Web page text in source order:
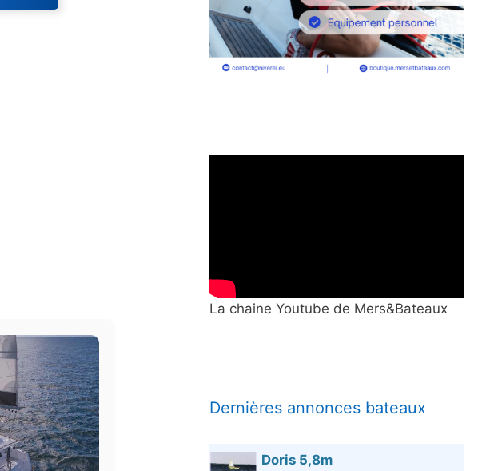
La chaine Youtube de Mers&Bateaux
Dernières annonces bateaux
Doris 5,8m